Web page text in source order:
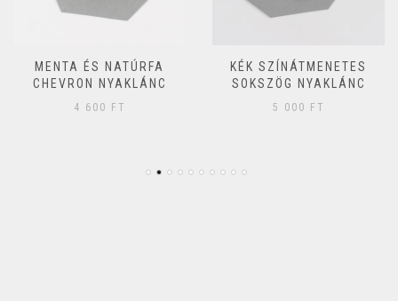
MENTA ÉS NATÚRFA
CHEVRON NYAKLÁNC
4 600 FT
KÉK SZÍNÁTMENETES
SOKSZÖG NYAKLÁNC
5 000 FT